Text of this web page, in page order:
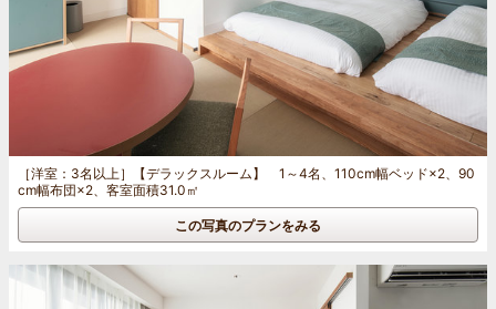
［洋室：3名以上］
【デラックスルーム】 1～4名、110cm幅ベッド×2、90
cm幅布団×2、客室面積31.0㎡
この写真のプランをみる